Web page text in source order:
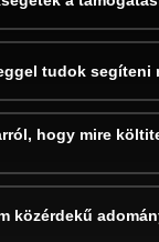
tudok segíteni
hogy mire
közérdekű